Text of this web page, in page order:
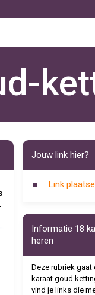
Jouw link hier?
Link
Informatie 18
heren
Deze rubriek gaat
karaat goud
vind je links die